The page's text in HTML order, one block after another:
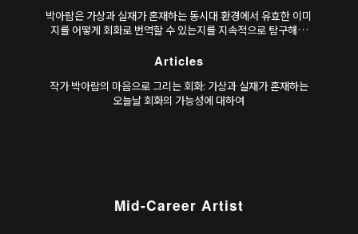
박아람은 가상과 실재가 혼재하는 동시대 환경에서 유효한 이미
지를 어떻게 회화로 번역할 수 있는지를 지속적으로 탐구해왔
원리를 참조해 현실의 데이터를 가시화하는 방식을 조형 언어로
도로 읽힌다.
Articles
작가 박아람의 마음으로 그리는 회화: 가상과 실재가 혼재하는
오늘날 회화의 가능성에 대하여
Mid-Career Artist